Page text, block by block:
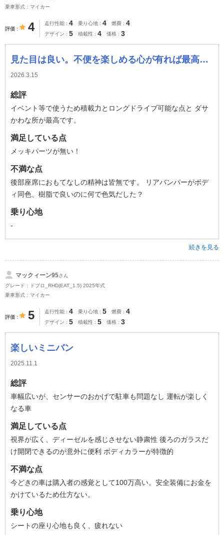
乗車形式：マイカー
評価 4 走行性能 4 乗り心地 4 燃費 4
デザイン 5 積載性 4 価格 3
見た目は良い。不便を楽しめる心が有れば最高の車ですね
2026.3.15
総評
イベント等で使うため積載力とロングドライブ可能な点と ダサ
かわな所が最高です。
満足している点
メッキパーツが無い！
不満な点
後部座席におもてなしの精神は皆無です。 リアバンパーがボデ
ィ同色、樹脂で良いのに何で色気だした？
乗り心地
-
続きを見る
マックィーン95さん
グレード：ドブロ_RHD(EAT_1.5) 2025年式
乗車形式：マイカー
評価 5 走行性能 4 乗り心地 5 燃費 4
デザイン 5 積載性 5 価格 3
楽しいミニバン
2025.11.1
総評
車幅広いが、センサーのおかげで駐車も問題なし 運転が楽しく
なる車
満足している点
視界が広く、ディーゼルを感じさせない静粛性 後ろのガラスだ
け開閉できるのが意外に便利 ボディカラーが特徴的
不満な点
今どきの車は購入者の感覚として100万高い。安全装備にお金を
かけているため仕方ない。
乗り心地
シートの座り心地も良く、疲れない